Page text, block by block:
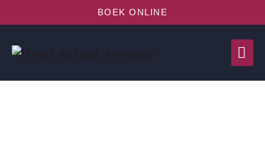
BOEK ONLINE